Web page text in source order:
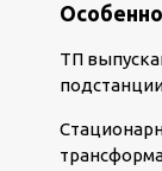
ТП